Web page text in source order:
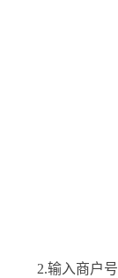
2.输入商户